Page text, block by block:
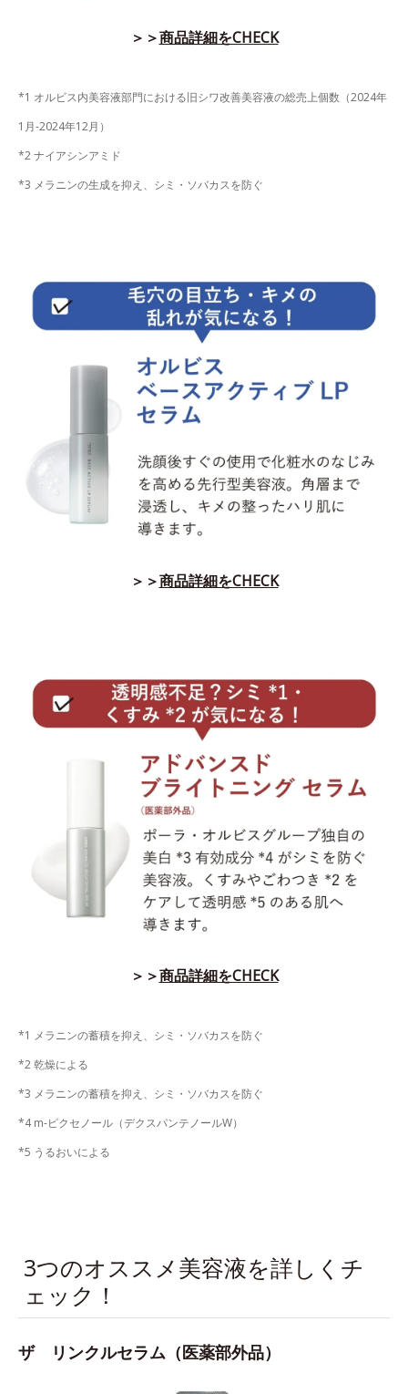
＞＞商品詳細をCHECK
*1 オルビス内美容液部門における旧シワ改善美容液の総売上個数（2024年
1月-2024年12月）
*2 ナイアシンアミド
*3 メラニンの生成を抑え、シミ・ソバカスを防ぐ
＞＞商品詳細をCHECK
＞＞商品詳細をCHECK
*1 メラニンの蓄積を抑え、シミ・ソバカスを防ぐ
*2 乾燥による
*3 メラニンの蓄積を抑え、シミ・ソバカスを防ぐ
*4 m-ピクセノール（デクスパンテノールW）
*5 うるおいによる
3つのオススメ美容液を詳しくチ
ェック！
ザ リンクルセラム（医薬部外品）